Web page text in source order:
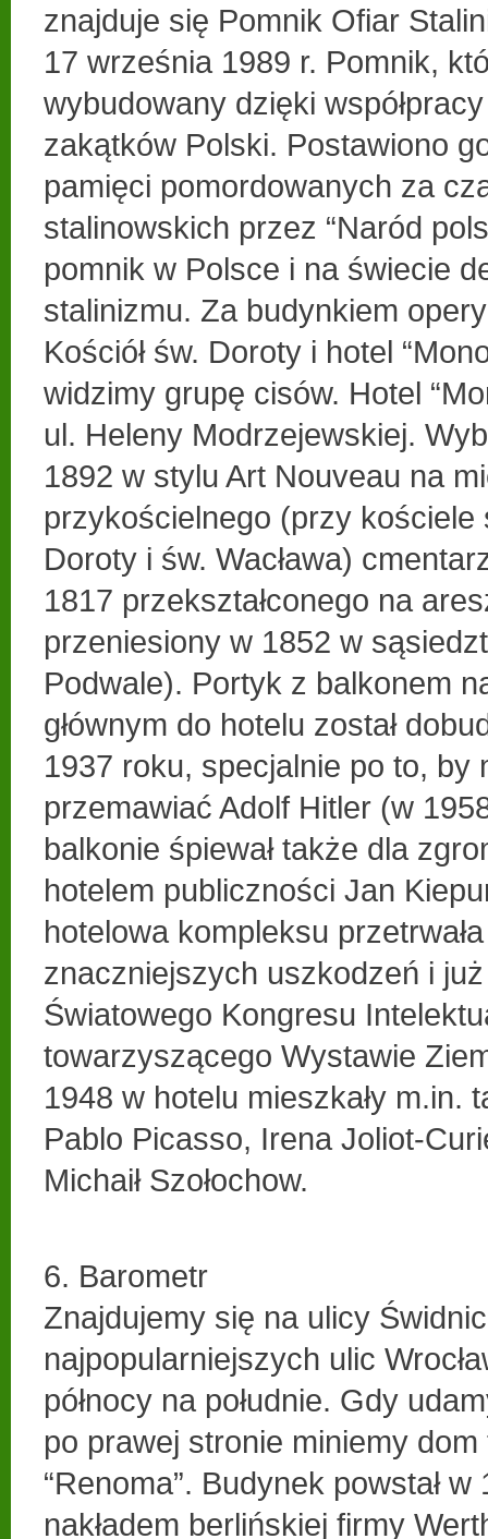
znajduje się Pomnik Ofiar
17 września 1989 r. Pomnik,
wybudowany dzięki
zakątków Polski. Postawiono
pamięci pomordowanych za
stalinowskich przez “Naród
pomnik w Polsce i na świecie
stalinizmu. Za budynkiem
Kościół św. Doroty i hotel
widzimy grupę cisów. Hotel
ul. Heleny Modrzejewskiej.
1892 w stylu Art Nouveau na
przykościelnego (przy kościele
Doroty i św. Wacława)
1817 przekształconego na
przeniesiony w 1852 w
Podwale). Portyk z balkonem
głównym do hotelu został
1937 roku, specjalnie po to, by
przemawiać Adolf Hitler (w
balkonie śpiewał także dla
hotelem publiczności Jan
hotelowa kompleksu
znaczniejszych uszkodzeń i
Światowego Kongresu
towarzyszącego Wystawie
1948 w hotelu mieszkały m.in.
Pablo Picasso, Irena Joliot-
Michaił Szołochow.
6. Barometr
Znajdujemy się na ulicy
najpopularniejszych ulic
północy na południe. Gdy
po prawej stronie miniemy
“Renoma”. Budynek powstał w
nakładem berlińskiej firmy